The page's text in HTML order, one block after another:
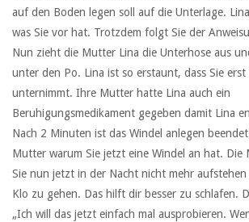
auf den Boden legen soll auf die Unterlage.
was Sie vor hat. Trotzdem folgt Sie der
Nun zieht die Mutter Lina die Unterhose aus
unter den Po. Lina ist so erstaunt, dass Sie erst
unternimmt. Ihre Mutter hatte Lina auch ein
Beruhigungsmedikament gegeben damit Lina
Nach 2 Minuten ist das Windel anlegen
Mutter warum Sie jetzt eine Windel an hat. Die
Sie nun jetzt in der Nacht nicht mehr aufstehen
Klo zu gehen. Das hilft dir besser zu schlafen.
„Ich will das jetzt einfach mal ausprobieren.